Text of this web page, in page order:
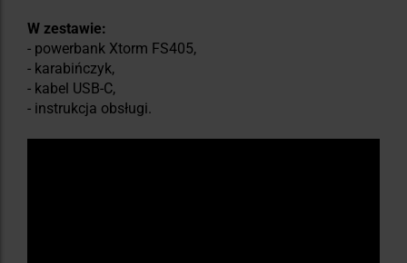
W zestawie:
- powerbank Xtorm FS405,
- karabińczyk,
- kabel USB-C,
- instrukcja obsługi.